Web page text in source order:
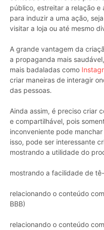
público, estreitar a relação
para induzir a uma ação,
visitar a loja ou até mesmo
A grande vantagem da
a propaganda mais
mais badaladas como
criar maneiras de interagir
das pessoas.
Ainda assim, é preciso criar
e compartilhável, pois
inconveniente pode
isso, pode ser interessante
mostrando a utilidade do
mostrando a facilidade de
relacionando o conteúdo
BBB)
relacionando o conteúdo